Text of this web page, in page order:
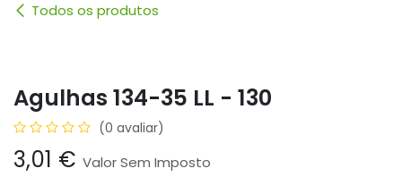
Todos os produtos
Agulhas 134-35 LL - 130
(0 avaliar)
3,01 € Valor Sem Imposto